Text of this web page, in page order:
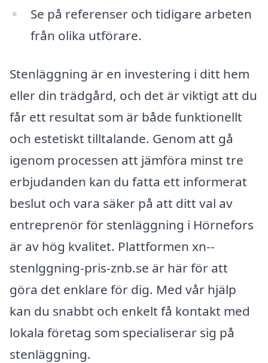
Se på referenser och tidigare arbeten
från olika utförare.
Stenläggning är en investering i ditt hem
eller din trädgård, och det är viktigt att du
får ett resultat som är både funktionellt
och estetiskt tilltalande. Genom att gå
igenom processen att jämföra minst tre
erbjudanden kan du fatta ett informerat
beslut och vara säker på att ditt val av
entreprenör för stenläggning i Hörnefors
är av hög kvalitet. Plattformen xn--
stenlggning-pris-znb.se är här för att
göra det enklare för dig. Med vår hjälp
kan du snabbt och enkelt få kontakt med
lokala företag som specialiserar sig på
stenläggning.